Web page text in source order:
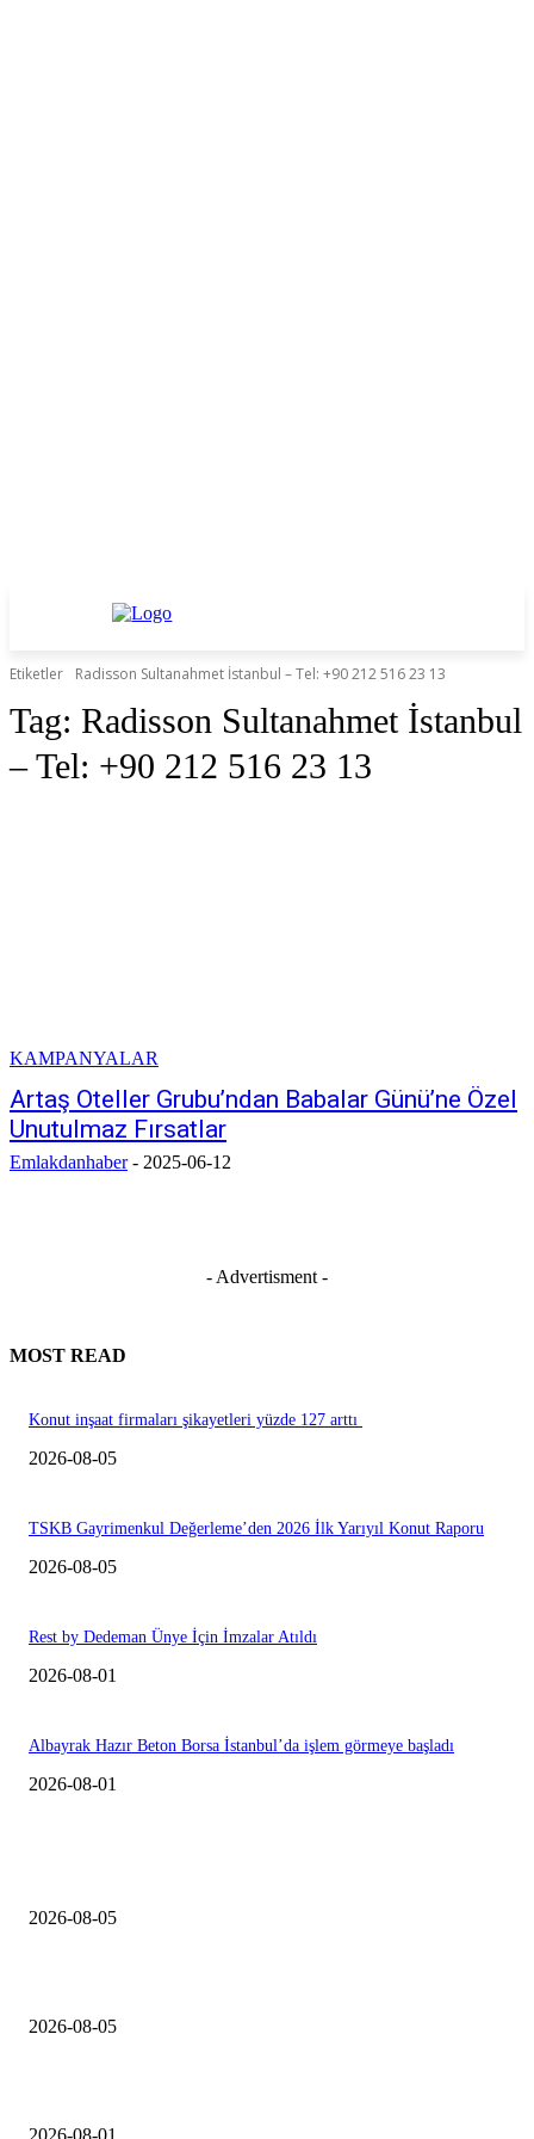
Etiketler Radisson Sultanahmet İstanbul – Tel: +90 212 516 23 13
Tag: Radisson Sultanahmet İstanbul
– Tel: +90 212 516 23 13
KAMPANYALAR
Artaş Oteller Grubu’ndan Babalar Günü’ne Özel
Unutulmaz Fırsatlar
Emlakdanhaber - 2025-06-12
- Advertisment -
MOST READ
Konut inşaat firmaları şikayetleri yüzde 127 arttı
2026-08-05
TSKB Gayrimenkul Değerleme’den 2026 İlk Yarıyıl Konut Raporu
2026-08-05
Rest by Dedeman Ünye İçin İmzalar Atıldı
2026-08-01
Albayrak Hazır Beton Borsa İstanbul’da işlem görmeye başladı
2026-08-01
2026-08-05
2026-08-05